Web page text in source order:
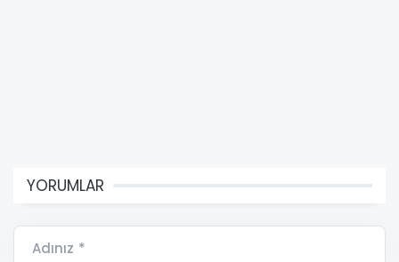
YORUMLAR
Adınız *